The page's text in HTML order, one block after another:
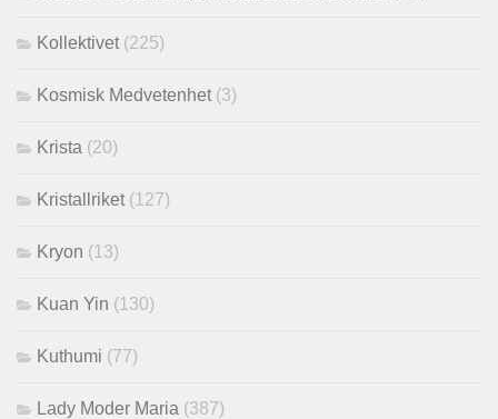
Kollektivet (225)
Kosmisk Medvetenhet (3)
Krista (20)
Kristallriket (127)
Kryon (13)
Kuan Yin (130)
Kuthumi (77)
Lady Moder Maria (387)